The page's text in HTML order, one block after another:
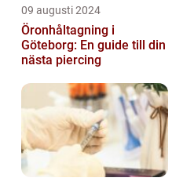
09 augusti 2024
Öronhåltagning i
Göteborg: En guide till din
nästa piercing